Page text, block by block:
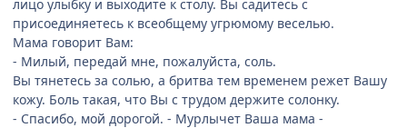
лицо улыбку и выходите к столу. Вы садитесь с
присоединяетесь к всеобщему угрюмому веселью.
Мама говорит Вам:
- Милый, передай мне, пожалуйста, соль.
Вы тянетесь за солью, а бритва тем временем режет Вашу
кожу. Боль такая, что Вы с трудом держите солонку.
- Спасибо, мой дорогой. - Мурлычет Ваша мама -